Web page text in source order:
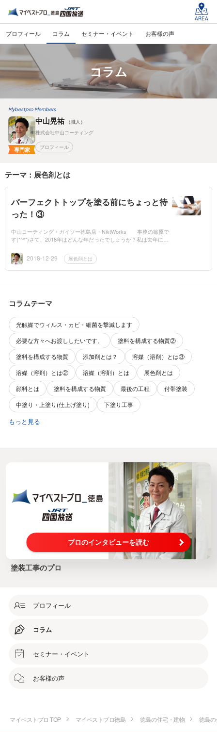
AREA
プロフィール コラム セミナー・イベント お客様の声
コラム
Mybestpro Members
専門家
中山晃祐
（職人）
株式会社中山コーティング
プロフィール
テーマ：展色剤とは
パーフェクトトップを塗る前にちょっと待
った！③
中山コーティング・ガイソー徳島店・NiktWorks 事務の篠原で
す(*^^*)さて、2018年はどんな年だったでしょうか？私は去年に引
ことが続いて...
2018-12-29 展色剤とは
コラムテーマ
光触媒でウィルス・カビ・細菌を撃滅します
必要な方々へお渡ししたいです。
塗料を構成する物質②
塗料を構成する物質
添加剤とは？
溶媒（溶剤）とは③
溶媒（溶剤）とは②
溶媒（溶剤）とは
展色剤とは
顔料とは
塗料を構成する物質 最後の工程
付帯塗装
中塗り・上塗り(仕上げ塗り)
下塗り工事
もっと見る
プロのインタビューを読む
塗装工事のプロ
プロフィール
コラム
セミナー・イベント
お客様の声
マイベストプロ TOP マイベストプロ徳島 徳島の住宅・建物 徳島